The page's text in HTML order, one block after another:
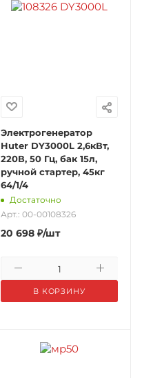
Электрогенератор
Huter DY3000L 2,6кВт,
220В, 50 Гц, бак 15л,
ручной стартер, 45кг
64/1/4
Достаточно
Арт.: 00-00108326
20 698₽/шт
В КОРЗИНУ